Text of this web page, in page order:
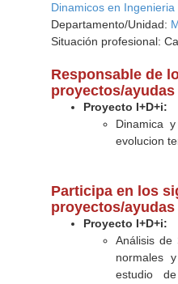
Dinamicos en Ingenieria
Departamento/Unidad:
Situación profesional:
Responsable de
proyectos/ayudas
Proyecto I+D+i:
Dinamica
evolucion
Participa en los
proyectos/ayudas
Proyecto I+D+i:
Análisis de
normales
estudio